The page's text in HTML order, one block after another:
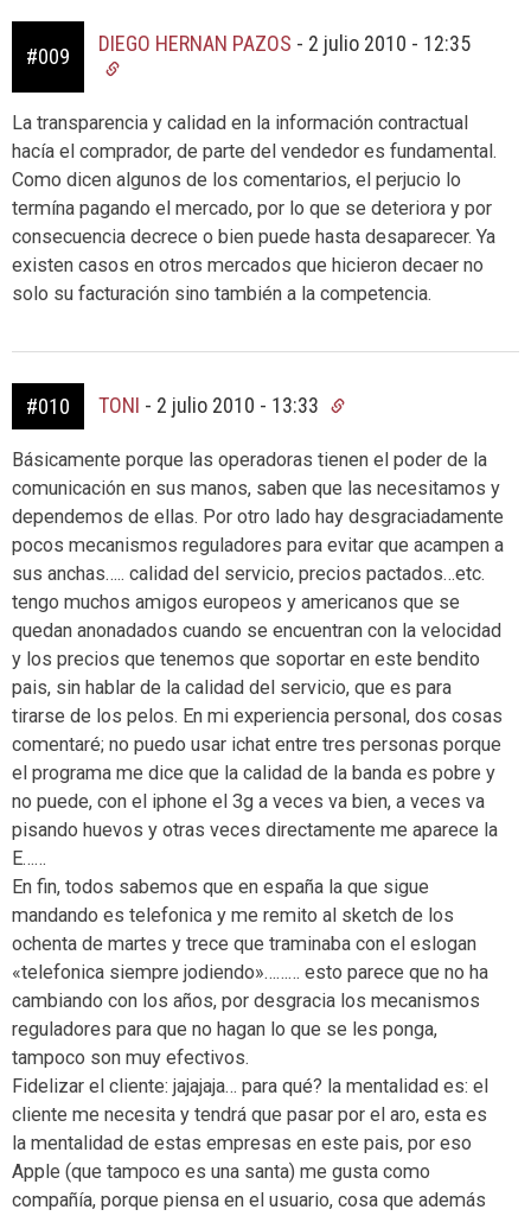
#009
DIEGO HERNAN PAZOS - 2 julio 2010 - 12:35
La transparencia y calidad en la información contractual
hacía el comprador, de parte del vendedor es fundamental.
Como dicen algunos de los comentarios, el perjucio lo
termína pagando el mercado, por lo que se deteriora y por
consecuencia decrece o bien puede hasta desaparecer. Ya
existen casos en otros mercados que hicieron decaer no
solo su facturación sino también a la competencia.
#010 TONI - 2 julio 2010 - 13:33
Básicamente porque las operadoras tienen el poder de la
comunicación en sus manos, saben que las necesitamos y
dependemos de ellas. Por otro lado hay desgraciadamente
pocos mecanismos reguladores para evitar que acampen a
sus anchas….. calidad del servicio, precios pactados…etc.
tengo muchos amigos europeos y americanos que se
quedan anonadados cuando se encuentran con la velocidad
y los precios que tenemos que soportar en este bendito
pais, sin hablar de la calidad del servicio, que es para
tirarse de los pelos. En mi experiencia personal, dos cosas
comentaré; no puedo usar ichat entre tres personas porque
el programa me dice que la calidad de la banda es pobre y
no puede, con el iphone el 3g a veces va bien, a veces va
pisando huevos y otras veces directamente me aparece la
E……
En fin, todos sabemos que en españa la que sigue
mandando es telefonica y me remito al sketch de los
ochenta de martes y trece que traminaba con el eslogan
«telefonica siempre jodiendo»……… esto parece que no ha
cambiando con los años, por desgracia los mecanismos
reguladores para que no hagan lo que se les ponga,
tampoco son muy efectivos.
Fidelizar el cliente: jajajaja… para qué? la mentalidad es: el
cliente me necesita y tendrá que pasar por el aro, esta es
la mentalidad de estas empresas en este pais, por eso
Apple (que tampoco es una santa) me gusta como
compañía, porque piensa en el usuario, cosa que además